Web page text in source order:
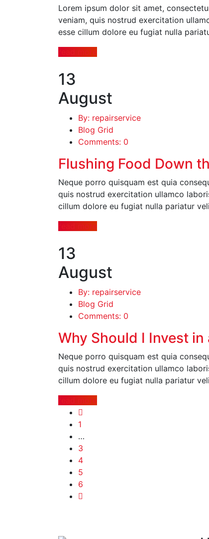
Lorem ipsum dolor sit amet,
veniam, quis nostrud exercitation
esse cillum dolore eu fugiat nulla
read more
13
August
By: repairservice
Blog Grid
Comments: 0
Flushing Food Down
Neque porro quisquam est quia
quis nostrud exercitation ullamco
cillum dolore eu fugiat nulla pariatur
read more
13
August
By: repairservice
Blog Grid
Comments: 0
Why Should I Invest
Neque porro quisquam est quia
quis nostrud exercitation ullamco
cillum dolore eu fugiat nulla pariatur
read more
1
…
3
4
5
6